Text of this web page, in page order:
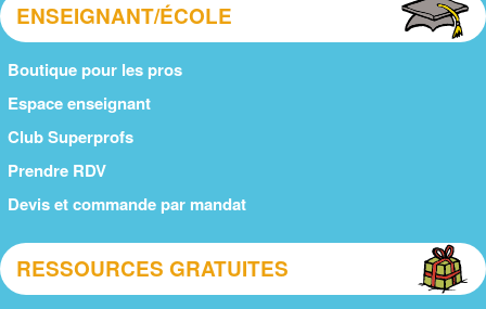
ENSEIGNANT/ÉCOLE
Boutique pour les pros
Espace enseignant
Club Superprofs
Prendre RDV
Devis et commande par mandat
RESSOURCES GRATUITES